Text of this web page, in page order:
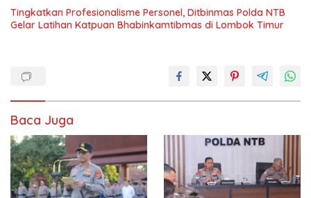
Tingkatkan Profesionalisme Personel, Ditbinmas Polda NTB
Gelar Latihan Katpuan Bhabinkamtibmas di Lombok Timur
Baca Juga